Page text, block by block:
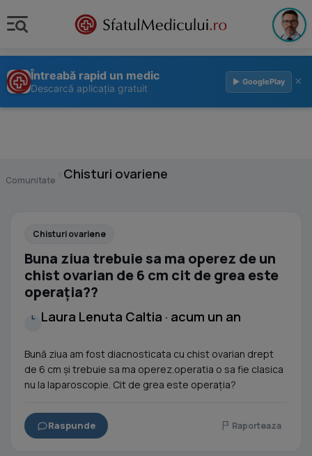
Întreabă rapid un medic
Descarcă aplicația gratuit
▶ GooglePlay ×
Comunitate Chisturi ovariene
Chisturi ovariene
Buna ziua trebuie sa ma operez de un
chist ovarian de 6 cm cit de grea este
operația??
L Laura Lenuta Caltia · acum un an
Bună ziua am fost diacnosticata cu chist ovarian drept
de 6 cm și trebuie sa ma operez.operatia o sa fie clasica
nu la laparoscopie. Cit de grea este operația?
Raspunde Raporteaza